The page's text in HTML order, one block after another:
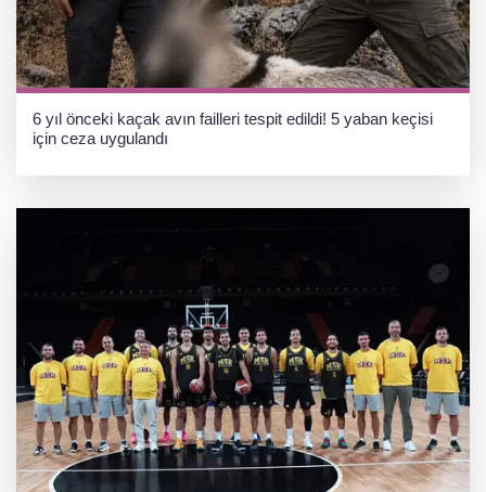
6 yıl önceki kaçak avın failleri tespit edildi! 5 yaban keçisi
için ceza uygulandı